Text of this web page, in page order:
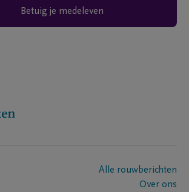
Betuig je medeleven
Alle rouwberichten
Over ons